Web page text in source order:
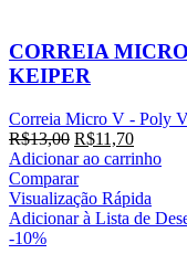
CORREIA
KEIPER
Correia Micro V - Poly V
R$13,00 O
preço
original
era:
R$13,00.
R$11,70O
preço
é:
Adicionar ao carrinho
Comparar
Visualização Rápida
Adicionar à Lista de
-10%